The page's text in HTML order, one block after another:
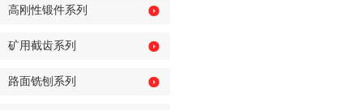
高刚性锻件系列
矿用截齿系列
路面铣刨系列